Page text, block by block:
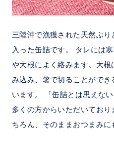
三陸沖で漁獲された天然ぶり
入った缶詰です。 タレには
や大根によく絡みます。大
み込み、箸で切ることができ
います。 「缶詰とは思えな
多くの方からいただいてお
ちろん、そのままおつまみに